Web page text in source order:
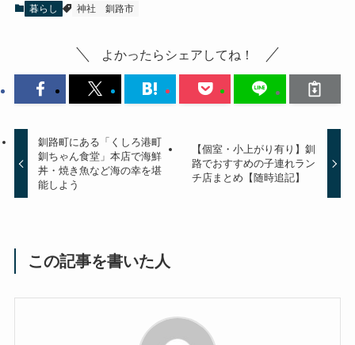
暮らし 神社 釧路市
よかったらシェアしてね！
釧路町にある「くしろ港町
釧ちゃん食堂」本店で海鮮
丼・焼き魚など海の幸を堪
能しよう
【個室・小上がり有り】釧
路でおすすめの子連れラン
チ店まとめ【随時追記】
この記事を書いた人